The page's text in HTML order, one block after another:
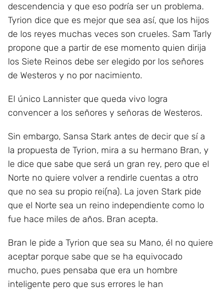
descendencia y que eso podría ser un problema.
Tyrion dice que es mejor que sea así, que los hijos
de los reyes muchas veces son crueles. Sam Tarly
propone que a partir de ese momento quien dirija
los Siete Reinos debe ser elegido por los señores
de Westeros y no por nacimiento.
El único Lannister que queda vivo logra
convencer a los señores y señoras de Westeros.
Sin embargo, Sansa Stark antes de decir que sí a
la propuesta de Tyrion, mira a su hermano Bran, y
le dice que sabe que será un gran rey, pero que el
Norte no quiere volver a rendirle cuentas a otro
que no sea su propio rei(na). La joven Stark pide
que el Norte sea un reino independiente como lo
fue hace miles de años. Bran acepta.
Bran le pide a Tyrion que sea su Mano, él no quiere
aceptar porque sabe que se ha equivocado
mucho, pues pensaba que era un hombre
inteligente pero que sus errores le han